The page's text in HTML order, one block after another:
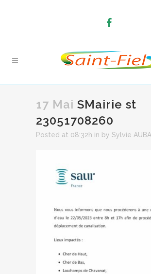
17 Mai SMairie st
23051708260
Posted at 08:32h in by Sylvie